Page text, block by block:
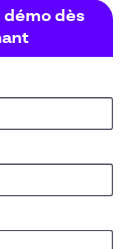
démo dès